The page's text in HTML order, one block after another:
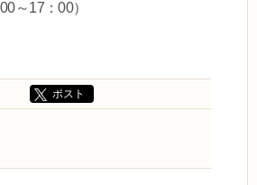
～17：00）
ポスト